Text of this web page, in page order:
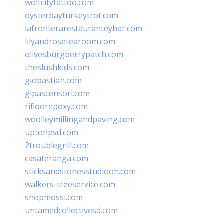
wolfcitytattoo.com
oysterbayturkeytrot.com
lafronterarestauranteybar.com
lilyandrosetearoom.com
olivesburgberrypatch.com
theslushkids.com
giobastian.com
glpascensori.com
rifloorepoxy.com
woolleymillingandpaving.com
uptonpvd.com
2troublegrill.com
casateranga.com
sticksandstonesstudiooh.com
walkers-treeservice.com
shopmossi.com
untamedcollectivesd.com